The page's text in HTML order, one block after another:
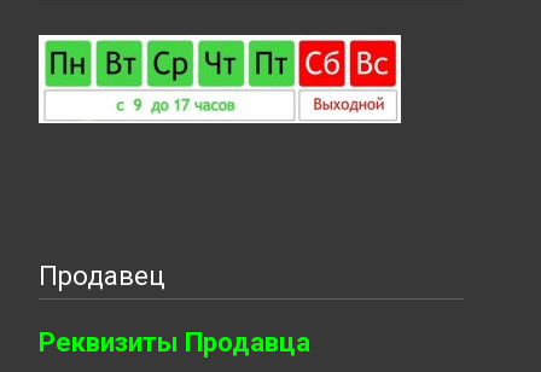
Продавец
Реквизиты Продавца